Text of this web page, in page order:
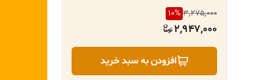
3,275,000
10%
2,947,000
افزودن به سبد خرید